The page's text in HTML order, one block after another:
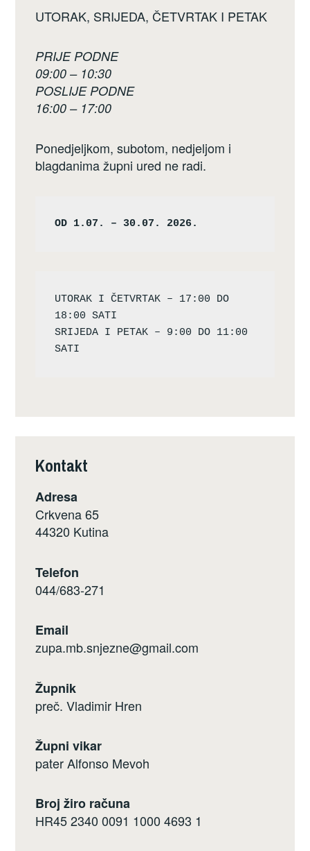
UTORAK, SRIJEDA, ČETVRTAK I PETAK
PRIJE PODNE
09:00 – 10:30
POSLIJE PODNE
16:00 – 17:00
Ponedjeljkom, subotom, nedjeljom i
blagdanima župni ured ne radi.
OD 1.07. – 30.07. 2026.
UTORAK I ČETVRTAK – 17:00 DO
18:00 SATI
SRIJEDA I PETAK – 9:00 DO 11:00
Kontakt
Adresa
Crkvena 65
44320 Kutina
Telefon
044/683-271
Email
zupa.mb.snjezne@gmail.com
Župnik
preč. Vladimir Hren
Župni vikar
pater Alfonso Mevoh
Broj žiro računa
HR45 2340 0091 1000 4693 1